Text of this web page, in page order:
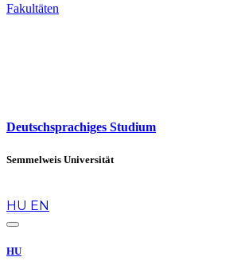
Fakultäten
Deutschsprachiges Studium
Semmelweis Universität
HU EN
HU